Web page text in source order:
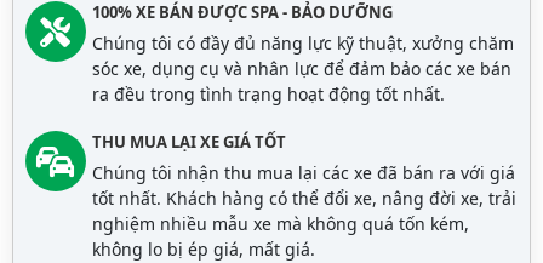
100% XE BÁN ĐƯỢC SPA - BẢO DƯỠNG
Chúng tôi có đầy đủ năng lực kỹ thuật, xưởng chăm
sóc xe, dụng cụ và nhân lực để đảm bảo các xe bán
ra đều trong tình trạng hoạt động tốt nhất.
THU MUA LẠI XE GIÁ TỐT
Chúng tôi nhận thu mua lại các xe đã bán ra với giá
tốt nhất. Khách hàng có thể đổi xe, nâng đời xe, trải
nghiệm nhiều mẫu xe mà không quá tốn kém,
không lo bị ép giá, mất giá.